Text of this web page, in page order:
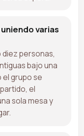
varias
personas,
bajo una
el grupo se
el
sola mesa y